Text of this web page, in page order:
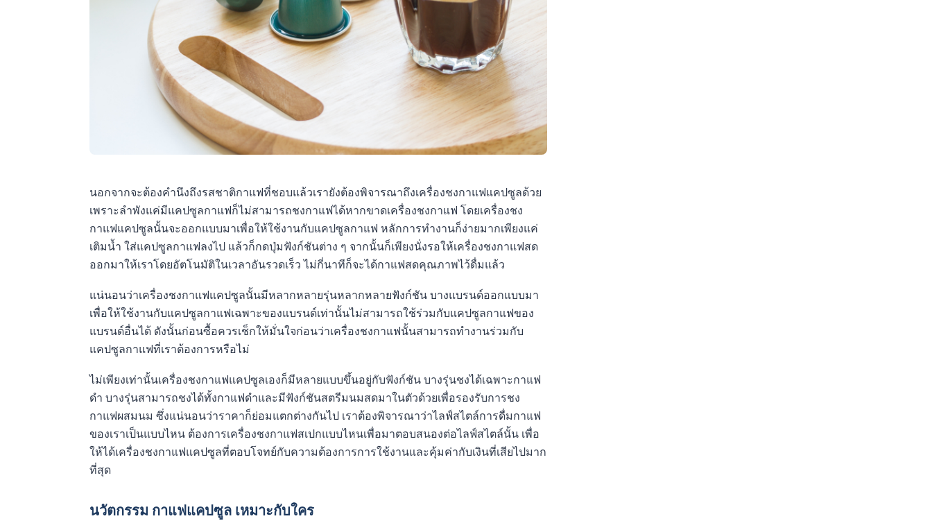
นอกจากจะต้องคำนึงถึงรสชาติกาแฟที่ชอบแล้วเรายังต้องพิจารณาถึงเครื่องชงกาแฟแคปซูลด้วย
เพราะลำพังแค่มีแคปซูลกาแฟก็ไม่สามารถชงกาแฟได้หากขาดเครื่องชงกาแฟ โดยเครื่องชง
กาแฟแคปซูลนั้นจะออกแบบมาเพื่อให้ใช้งานกับแคปซูลกาแฟ หลักการทำงานก็ง่ายมากเพียงแค่
เติมน้ำ ใส่แคปซูลกาแฟลงไป แล้วก็กดปุ่มฟังก์ชันต่าง ๆ จากนั้นก็เพียงนั่งรอให้เครื่องชงกาแฟสด
ออกมาให้เราโดยอัตโนมัติในเวลาอันรวดเร็ว ไม่กี่นาทีก็จะได้กาแฟสดคุณภาพไว้ดื่มแล้ว
แน่นอนว่าเครื่องชงกาแฟแคปซูลนั้นมีหลากหลายรุ่นหลากหลายฟังก์ชัน บางแบรนด์ออกแบบมา
เพื่อให้ใช้งานกับแคปซูลกาแฟเฉพาะของแบรนด์เท่านั้นไม่สามารถใช้ร่วมกับแคปซูลกาแฟของ
แบรนด์อื่นได้ ดังนั้นก่อนซื้อควรเช็กให้มั่นใจก่อนว่าเครื่องชงกาแฟนั้นสามารถทำงานร่วมกับ
แคปซูลกาแฟที่เราต้องการหรือไม่
ไม่เพียงเท่านั้นเครื่องชงกาแฟแคปซูลเองก็มีหลายแบบขึ้นอยู่กับฟังก์ชัน บางรุ่นชงได้เฉพาะกาแฟ
ดำ บางรุ่นสามารถชงได้ทั้งกาแฟดำและมีฟังก์ชันสตรีมนมสดมาในตัวด้วยเพื่อรองรับการชง
กาแฟผสมนม ซึ่งแน่นอนว่าราคาก็ย่อมแตกต่างกันไป เราต้องพิจารณาว่าไลฟ์สไตล์การดื่มกาแฟ
ของเราเป็นแบบไหน ต้องการเครื่องชงกาแฟสเปกแบบไหนเพื่อมาตอบสนองต่อไลฟ์สไตล์นั้น เพื่อ
ให้ได้เครื่องชงกาแฟแคปซูลที่ตอบโจทย์กับความต้องการการใช้งานและคุ้มค่ากับเงินที่เสียไปมาก
ที่สุด
นวัตกรรม กาแฟแคปซูล เหมาะกับใคร